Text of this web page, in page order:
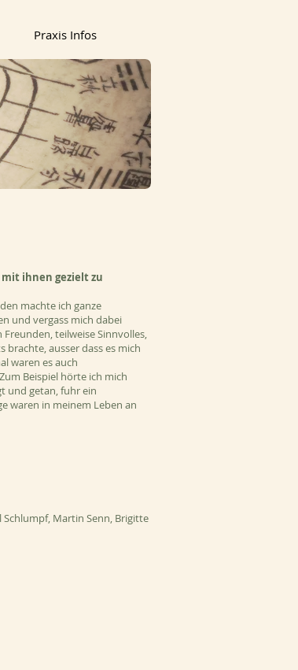
Praxis Infos
ihnen gezielt zu
machte ich ganze
und vergass mich dabei
teilweise Sinnvolles,
brachte, ausser dass es mich
waren es auch
Beispiel hörte ich mich
und getan, fuhr ein
waren in meinem Leben an
Schlumpf, Martin Senn, Brigitte